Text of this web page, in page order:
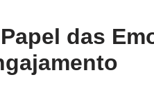
das